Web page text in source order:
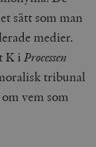
sätt som man
medier.
K iProcessen
tribunal
vem som